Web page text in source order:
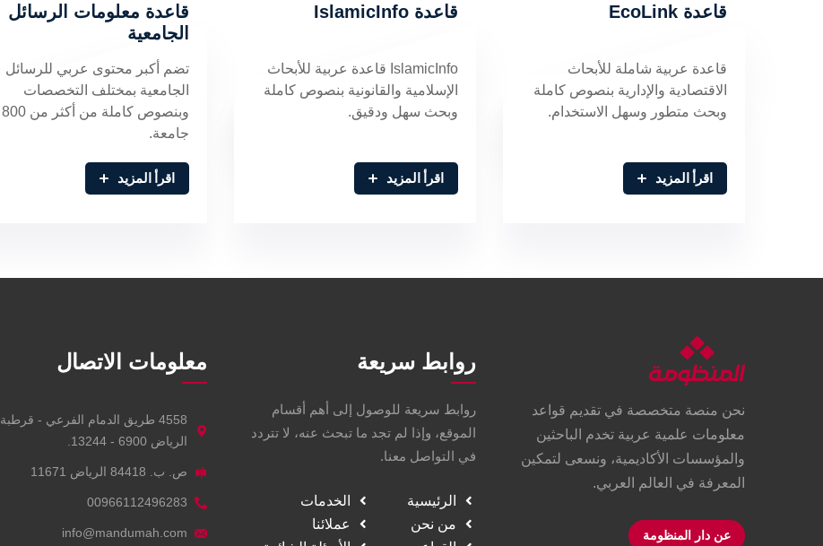
قاعدة EcoLink
قاعدة عربية شاملة للأبحاث
الاقتصادية والإدارية بنصوص كاملة
وبحث متطور وسهل الاستخدام.
اقرأ المزيد
قاعدة IslamicInfo
IslamicInfo قاعدة عربية للأبحاث
الإسلامية والقانونية بنصوص كاملة
وبحث سهل ودقيق.
اقرأ المزيد
قاعدة معلومات الرسائل
الجامعية
تضم أكبر محتوى عربي للرسائل
الجامعية بمختلف التخصصات
وبنصوص كاملة من أكثر من 800
جامعة.
اقرأ المزيد
نحن منصة متخصصة في تقديم قواعد
معلومات علمية عربية تخدم الباحثين
والمؤسسات الأكاديمية، ونسعى لتمكين
المعرفة في العالم العربي.
عن دار المنظومة
روابط سريعة
روابط سريعة للوصول إلى أهم أقسام
الموقع، وإذا لم تجد ما تبحث عنه، لا تتردد
في التواصل معنا.
الرئيسية
من نحن
الخدمات
عملائنا
معلومات الاتصال
4558 طريق الدمام الفرعي - قرطبة
الرياض 6900 - 13244.
ص. ب. 84418 الرياض 11671
00966112496283
info@mandumah.com